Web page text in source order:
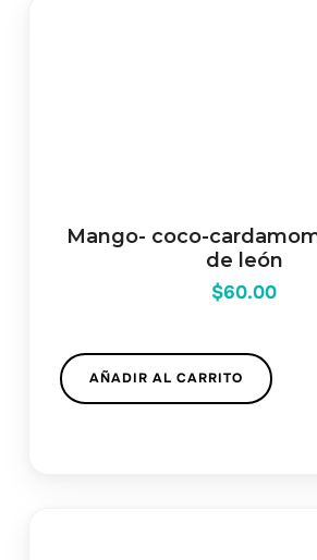
Mango- coco-
de león
$60.00
AÑADIR AL CARRITO